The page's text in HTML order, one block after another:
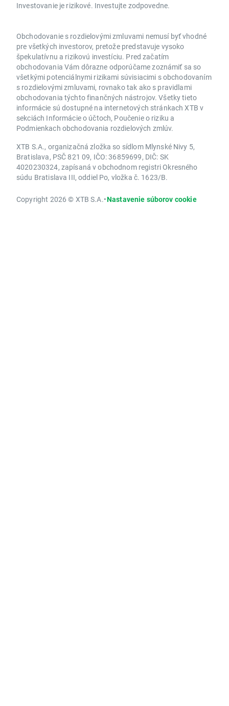
Investovanie je rizikové. Investujte zodpovedne.
Obchodovanie s rozdielovými zmluvami nemusí byť vhodné
pre všetkých investorov, pretože predstavuje vysoko
špekulatívnu a rizikovú investíciu. Pred začatím
obchodovania Vám dôrazne odporúčame zoznámiť sa so
všetkými potenciálnymi rizikami súvisiacimi s obchodovaním
s rozdielovými zmluvami, rovnako tak ako s pravidlami
obchodovania týchto finančných nástrojov. Všetky tieto
informácie sú dostupné na internetových stránkach XTB v
sekciách Informácie o účtoch, Poučenie o riziku a
Podmienkach obchodovania rozdielových zmlúv.
XTB S.A., organizačná zložka so sídlom Mlynské Nivy 5,
Bratislava, PSČ 821 09, IČO: 36859699, DIČ: SK
4020230324, zapísaná v obchodnom registri Okresného
súdu Bratislava III, oddiel Po, vložka č. 1623/B.
Copyright 2026 © XTB S.A.•Nastavenie súborov cookie